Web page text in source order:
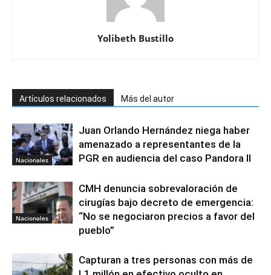
Yolibeth Bustillo
Artículos relacionados Más del autor
Nacionales
Juan Orlando Hernández niega haber
amenazado a representantes de la
PGR en audiencia del caso Pandora II
Nacionales
CMH denuncia sobrevaloración de
cirugías bajo decreto de emergencia:
“No se negociaron precios a favor del
pueblo”
Capturan a tres personas con más de